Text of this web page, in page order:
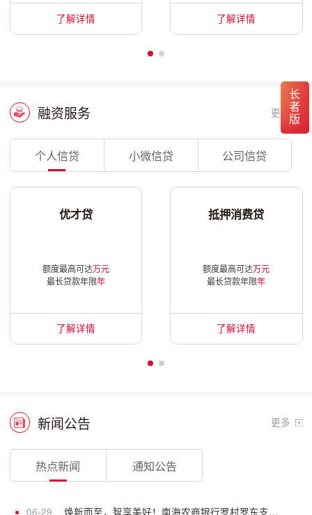
长者版
了解详情 了解详情
融资服务 更多
个人信贷 小微信贷 公司信贷
优才贷
额度最高可达万元
最长贷款年限年
了解详情
抵押消费贷
额度最高可达万元
最长贷款年限年
了解详情
新闻公告 更多
热点新闻 通知公告
06-29 焕新而至，智享美好！南海农商银行罗村罗东支行全新升级，遇见轻盈金融新体验